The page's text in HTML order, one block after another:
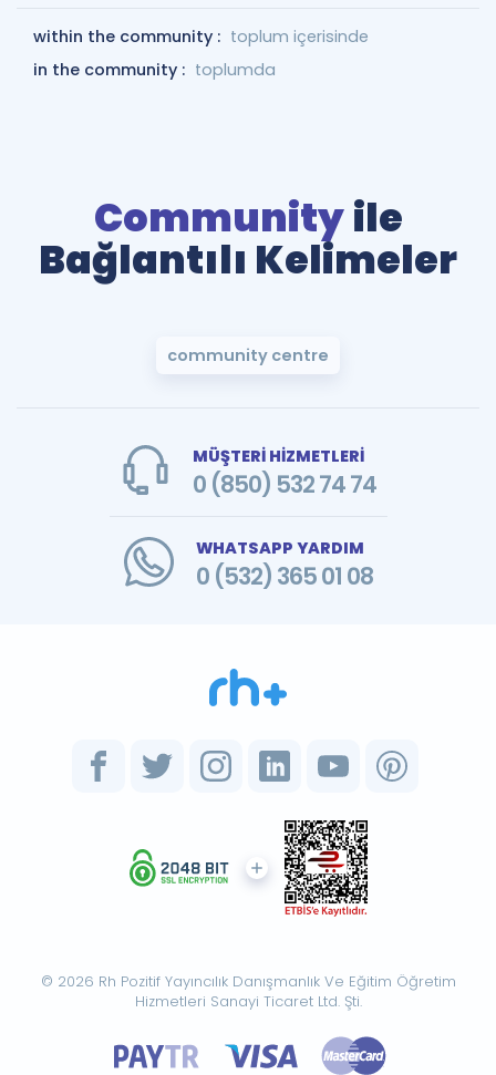
within the community : toplum içerisinde
in the community : toplumda
Communityile
Bağlantılı Kelimeler
community centre
MÜŞTERİ HİZMETLERİ
0 (850) 532 74 74
WHATSAPP YARDIM
0 (532) 365 01 08
© 2026 Rh Pozitif Yayıncılık Danışmanlık Ve Eğitim Öğretim
Hizmetleri Sanayi Ticaret Ltd. Şti.